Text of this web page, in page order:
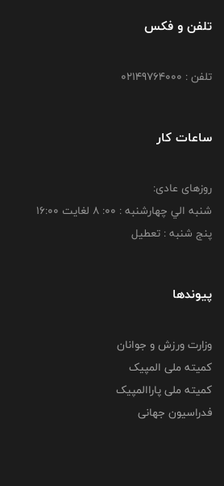
تلفن و فکس
تلفن : 02149764000
ساعات کار
روزهای عادی:
شنبه الي چهارشنبه : 00: 8 لغايت 16:00
پنج شنبه : تعطیل
پیوندها
وزارت ورزش و جوانان
کمیته ملی المپیک
کمیته ملی پاراالمپیک
فدراسیون جهانی